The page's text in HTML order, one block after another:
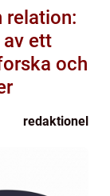
relation:
av ett
och
redaktionel